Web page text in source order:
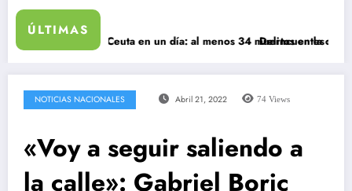
ÚLTIMAS
ingresan a Ceuta en un día: al menos 34 muertos en la crisis.
Delincuentes matan a
NOTICIAS NACIONALES Abril 21, 2022 74 Views
«Voy a seguir saliendo a
la calle»: Gabriel Boric